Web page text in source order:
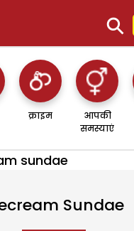
⚲
क्राइम
आपकी
समस्याएं
sundae
Sundae